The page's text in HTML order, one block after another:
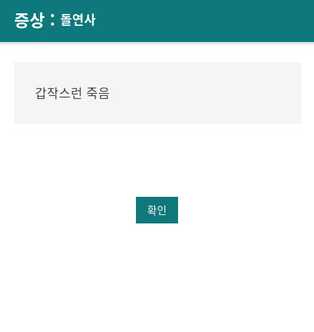
증상 : 돌연사
갑작스런 죽음
확인